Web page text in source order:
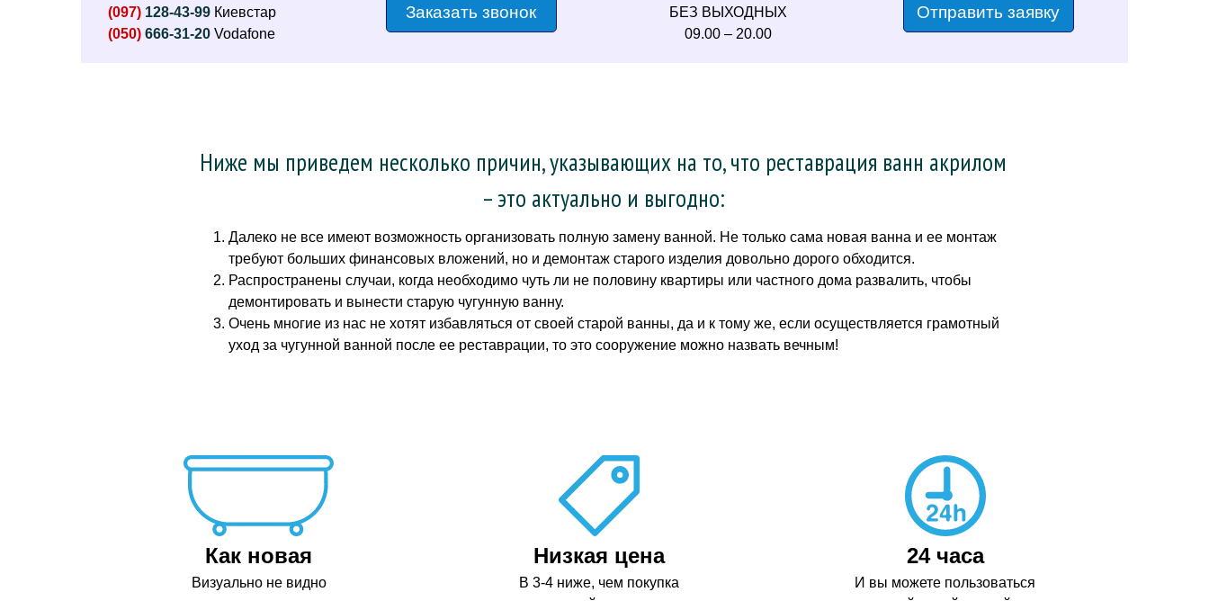
Отправить заявку
(097) 128-43-99 Киевстар
(050) 666-31-20 Vodafone
Заказать звонок
БЕЗ ВЫХОДНЫХ
09.00 – 20.00
Ниже мы приведем несколько причин, указывающих на то, что реставрация ванн акрилом
– это актуально и выгодно:
Далеко не все имеют возможность организовать полную замену ванной. Не только сама новая ванна и ее монтаж
требуют больших финансовых вложений, но и демонтаж старого изделия довольно дорого обходится.
Распространены случаи, когда необходимо чуть ли не половину квартиры или частного дома развалить, чтобы
демонтировать и вынести старую чугунную ванну.
Очень многие из нас не хотят избавляться от своей старой ванны, да и к тому же, если осуществляется грамотный
уход за чугунной ванной после ее реставрации, то это сооружение можно назвать вечным!
24 часа
И вы можете пользоваться
Как новая
Визуально не видно
Низкая цена
В 3-4 ниже, чем покупка